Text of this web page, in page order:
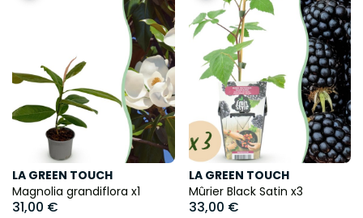
LA GREEN TOUCH
Magnolia grandiflora x1
31,00 €
LA GREEN TOUCH
Mûrier Black Satin x3
33,00 €